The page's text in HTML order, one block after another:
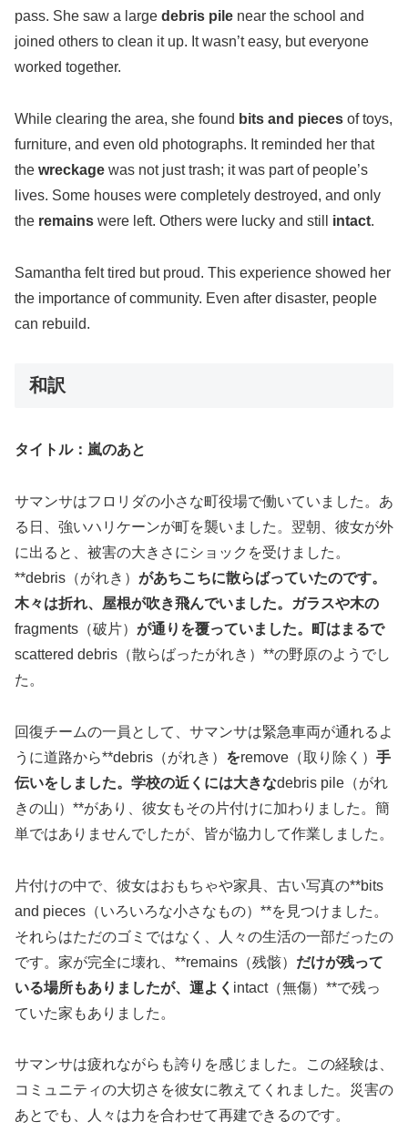
pass. She saw a large debris pile near the school and
joined others to clean it up. It wasn’t easy, but everyone
worked together.
While clearing the area, she found bits and pieces of toys,
furniture, and even old photographs. It reminded her that
the wreckage was not just trash; it was part of people’s
lives. Some houses were completely destroyed, and only
the remains were left. Others were lucky and still intact.
Samantha felt tired but proud. This experience showed her
the importance of community. Even after disaster, people
can rebuild.
和訳
タイトル：嵐のあと
サマンサはフロリダの小さな町役場で働いていました。あ
る日、強いハリケーンが町を襲いました。翌朝、彼女が外
に出ると、被害の大きさにショックを受けました。
**debris（がれき） があちこちに散らばっていたのです。
木々は折れ、屋根が吹き飛んでいました。ガラスや木の
fragments（破片） が通りを覆っていました。町はまるで
scattered debris（散らばったがれき）**の野原のようでし
た。
回復チームの一員として、サマンサは緊急車両が通れるよ
うに道路から**debris（がれき） をremove（取り除く） 手
伝いをしました。学校の近くには大きなdebris pile（がれ
きの山）**があり、彼女もその片付けに加わりました。簡
単ではありませんでしたが、皆が協力して作業しました。
片付けの中で、彼女はおもちゃや家具、古い写真の**bits
and pieces（いろいろな小さなもの）**を見つけました。
それらはただのゴミではなく、人々の生活の一部だったの
です。家が完全に壊れ、**remains（残骸） だけが残って
いる場所もありましたが、運よく intact（無傷）**で残っ
ていた家もありました。
サマンサは疲れながらも誇りを感じました。この経験は、
コミュニティの大切さを彼女に教えてくれました。災害の
あとでも、人々は力を合わせて再建できるのです。